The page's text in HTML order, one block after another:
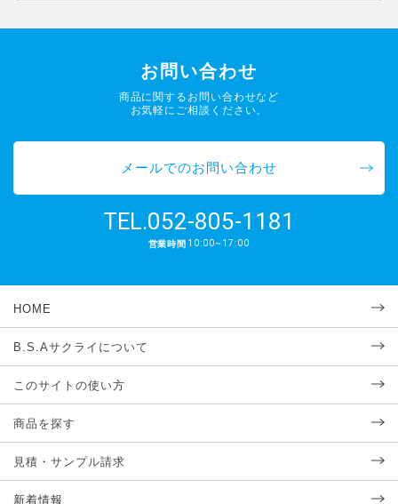
お問い合わせ
商品に関するお問い合わせなど
お気軽にご相談ください。
メールでのお問い合わせ
TEL.052-805-1181
営業時間 10:00~17:00
HOME
B.S.Aサクライについて
このサイトの使い方
商品を探す
見積・サンプル請求
新着情報